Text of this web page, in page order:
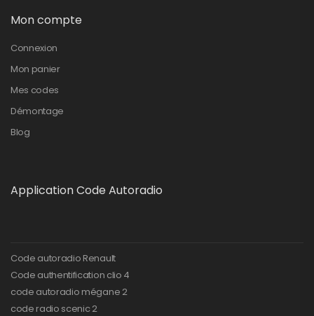
Mon compte
Connexion
Mon panier
Mes codes
Démontage
Blog
Application Code Autoradio
Code autoradio Renault
Code authentification clio 4
code autoradio mégane 2
code radio scenic 2